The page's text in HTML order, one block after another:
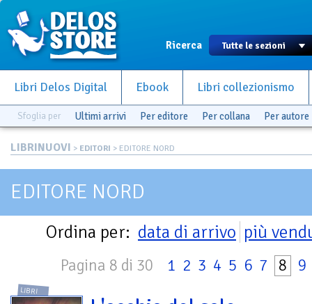
Ricerca
Libri Delos Digital Ebook Libri collezionismo
Sfoglia per Ultimi arrivi Per editore Per collana Per autore
LIBRINUOVI > EDITORI > EDITORE NORD
EDITORE NORD
Ordina per: data di arrivo più
Pagina 8 di 30 1 2 3 4 5 6 7 8 9
LIBRI